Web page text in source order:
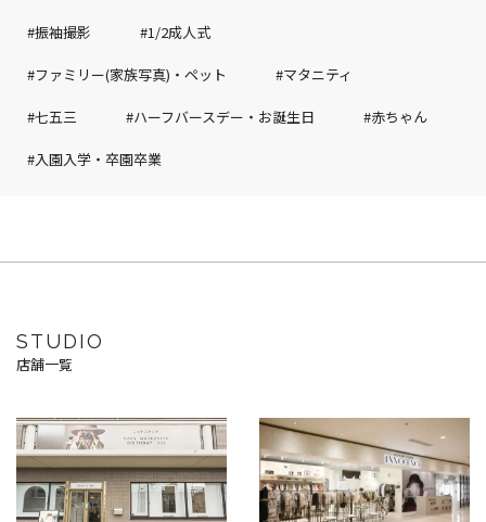
#振袖撮影 #1/2成人式
#ファミリー(家族写真)・ペット #マタニティ
#七五三 #ハーフバースデー・お誕生日 #赤ちゃん
#入園入学・卒園卒業
STUDIO
店舗一覧